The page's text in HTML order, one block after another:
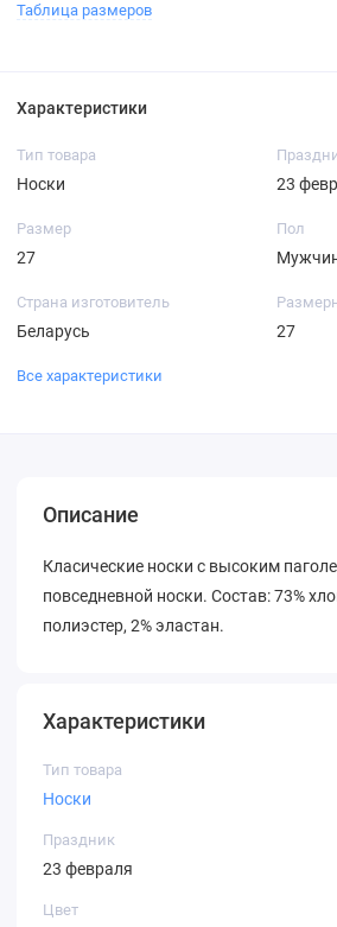
Таблица размеров
Характеристики
Тип товара
Носки 23
Размер
27
Пол
Страна изготовитель
Беларусь 27
Все характеристики
Описание
Класические носки с высоким
повседневной носки. Состав: 73%
полиэстер, 2% эластан.
Характеристики
Тип товара
Носки
Праздник
23 февраля
Цвет